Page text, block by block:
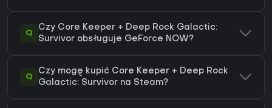
Q
Czy Core Keeper + Deep Rock Galactic:
Survivor obsługuje GeForce NOW?
Q
Czy mogę kupić Core Keeper + Deep Rock
Galactic: Survivor na Steam?